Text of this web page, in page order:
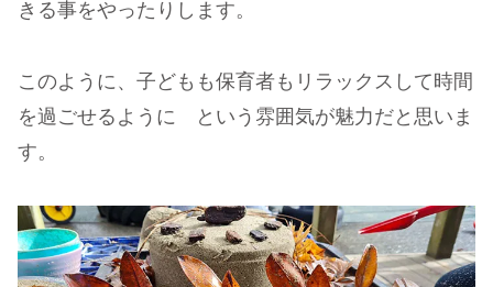
きる事をやったりします。
このように、子どもも保育者もリラックスして時間
を過ごせるように という雰囲気が魅力だと思いま
す。